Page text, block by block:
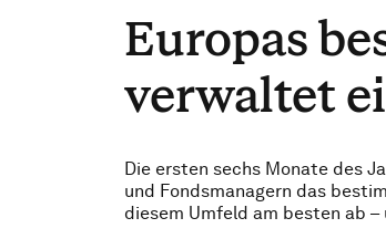
Europas
verwaltet
Die ersten sechs Monate des
und Fondsmanagern das
diesem Umfeld am besten ab